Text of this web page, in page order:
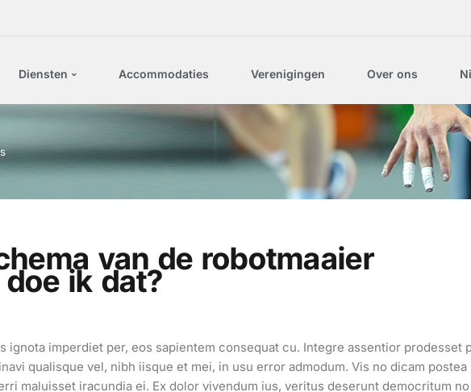
Diensten Accommodaties Verenigingen Over ons
van de robotmaaier
ik dat?
ignota imperdiet per, eos sapientem consequat cu. Integre assentior prodesset
qualisque vel, nibh iisque et mei, in usu error admodum. Vis no dicam postea
maluisset iracundia ei. Ex dolor vivendum ius, veritus deserunt democritum no